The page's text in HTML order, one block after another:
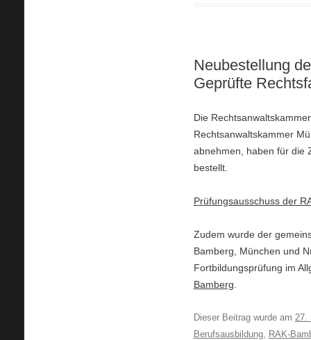
Neubestellung
Geprüfte
Die
Rechtsanwaltskammer
abnehmen, haben für die
bestellt.
Prüfungsausschuss der
Zudem wurde der
Bamberg, München und
Fortbildungsprüfung im
Bamberg
Dieser Beitrag wurde am 27.
Berufsausbildung, RAK-